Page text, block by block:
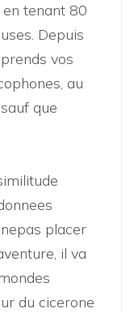
tenant 80
Depuis
vos
au
que
placer
il va
du cicerone